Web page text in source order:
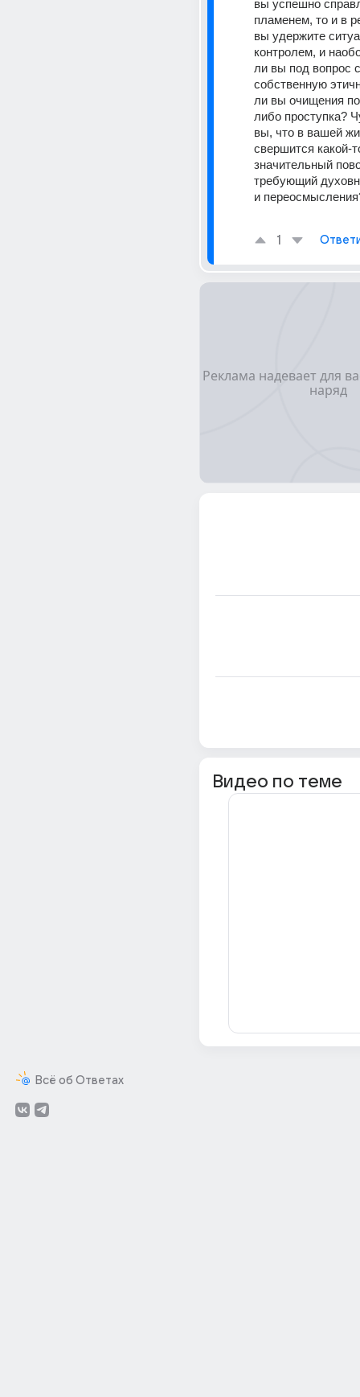
Всё об Ответах
вы успешно
пламенем, то и в
вы удержите
контролем, и
ли вы под вопрос
собственную
ли вы очищения
либо проступка?
вы, что в вашей
свершится какой-
значительный
требующий
и
1
Видео по теме